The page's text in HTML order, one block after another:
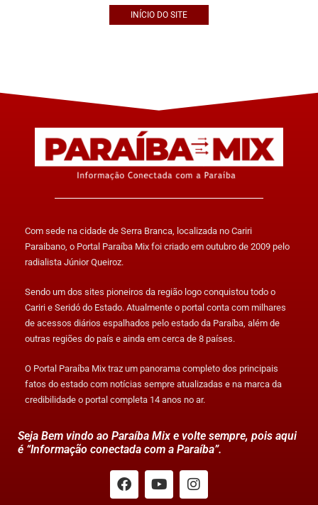
INÍCIO DO SITE
Com sede na cidade de Serra Branca, localizada no Cariri
Paraibano, o Portal Paraíba Mix foi criado em outubro de 2009 pelo
radialista Júnior Queiroz.
Sendo um dos sites pioneiros da região logo conquistou todo o
Cariri e Seridó do Estado. Atualmente o portal conta com milhares
de acessos diários espalhados pelo estado da Paraíba, além de
outras regiões do país e ainda em cerca de 8 países.
O Portal Paraíba Mix traz um panorama completo dos principais
fatos do estado com notícias sempre atualizadas e na marca da
credibilidade o portal completa 14 anos no ar.
Seja Bem vindo ao Paraíba Mix e volte sempre, pois aqui
é “Informação conectada com a Paraíba”.